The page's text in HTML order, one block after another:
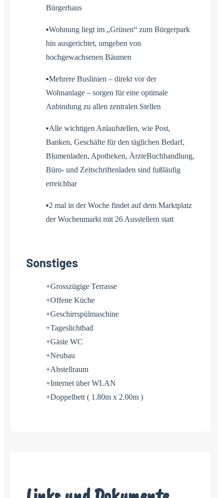
Bürgerhaus
▪Wohnung liegt im „Grünen“ zum Bürgerpark
hin ausgerichtet, umgeben von
hochgewachsenen Bäumen
▪Mehrere Buslinien – direkt vor der
Wohnanlage – sorgen für eine optimale
Anbindung zu allen zentralen Stellen
▪Alle wichtigen Anlaufstellen, wie Post,
Banken, Geschäfte für den täglichen Bedarf,
Blumenladen, Apotheken, ÄrzteBuchhandlung,
Büro- und Zeitschriftenladen sind fußläufig
erreichbar
▪2 mal in der Woche findet auf dem Marktplatz
der Wochenmarkt mit 26 Ausstellern statt
Sonstiges
+Grosszügige Terrasse
+Offene Küche
+Geschirrspülmaschine
+Tageslichtbad
+Gäste WC
+Neubau
+Abstellraum
+Internet über WLAN
+Doppelbett ( 1.80m x 2.00m )